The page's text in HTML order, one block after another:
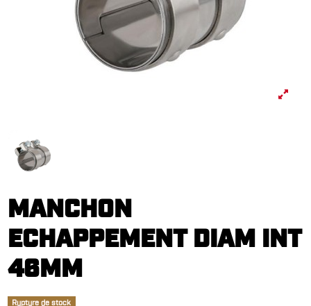
MANCHON
ECHAPPEMENT DIAM INT
46MM
Rupture de stock